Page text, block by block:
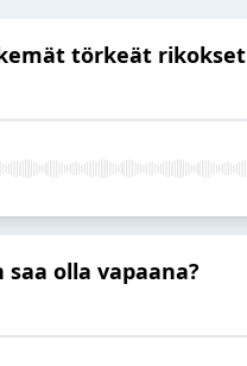
törkeät rikokset
olla vapaana?